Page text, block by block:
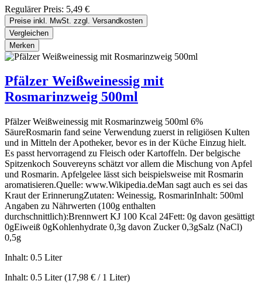
Regulärer Preis: 5,49 €
Preise inkl. MwSt. zzgl. Versandkosten
Vergleichen
Merken
Pfälzer Weißweinessig mit
Rosmarinzweig 500ml
Pfälzer Weißweinessig mit Rosmarinzweig 500ml 6%
SäureRosmarin fand seine Verwendung zuerst in religiösen Kulten
und in Mitteln der Apotheker, bevor es in der Küche Einzug hielt.
Es passt hervorragend zu Fleisch oder Kartoffeln. Der belgische
Spitzenkoch Souvereyns schätzt vor allem die Mischung von Apfel
und Rosmarin. Apfelgelee lässt sich beispielsweise mit Rosmarin
aromatisieren.Quelle: www.Wikipedia.deMan sagt auch es sei das
Kraut der ErinnerungZutaten: Weinessig, RosmarinInhalt: 500ml
Angaben zu Nährwerten (100g enthalten
durchschnittlich):Brennwert KJ 100 Kcal 24Fett: 0g davon gesättigt
0gEiweiß 0gKohlenhydrate 0,3g davon Zucker 0,3gSalz (NaCl)
0,5g
Inhalt: 0.5 Liter
Inhalt: 0.5 Liter(17,98 € / 1 Liter)